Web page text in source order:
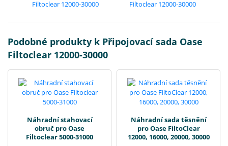
Podobné produkty k Připojovací sada Oase
Filtoclear 12000-30000
Náhradní stahovací
obruč pro Oase
Filtoclear 5000-31000
Náhradní sada těsnění
pro Oase FiltoClear
12000, 16000, 20000, 30000